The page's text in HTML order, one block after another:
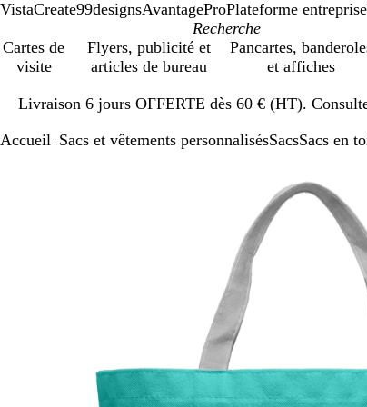
VistaCreate99designsAvantageProPlateforme entreprise
Cartes de
visite
Flyers, publicité et
articles de bureau
Pancartes,
et affiches
Livraison 6 jours OFFERTE dès 60 € (HT).
1
Accueil Sacs et vêtements personnalisésSacsSacs en
zoomable
au
minimum
pour
développer
les
touches
plus
fléchées
pour